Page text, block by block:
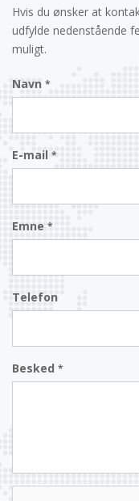
Hvis du ønsker at
udfylde nedenstående
muligt.
Navn *
E-mail *
Emne *
Telefon
Besked *